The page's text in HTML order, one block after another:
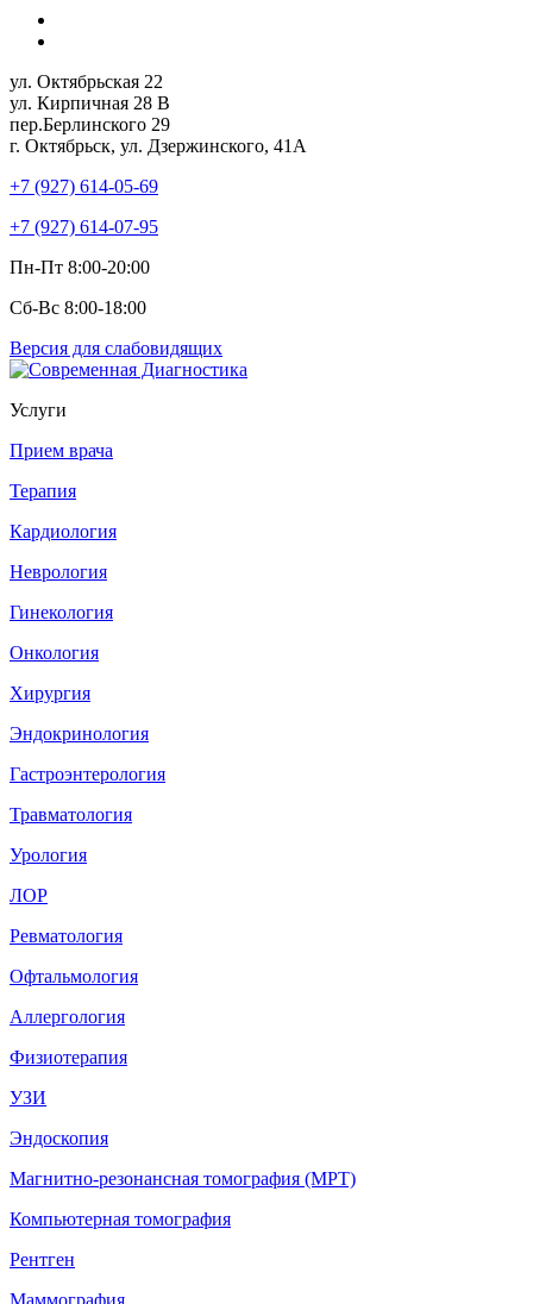
ул. Октябрьская 22
ул. Кирпичная 28 В
пер.Берлинского 29
г. Октябрьск, ул. Дзержинского, 41А
+7 (927) 614-05-69
+7 (927) 614-07-95
Пн-Пт 8:00-20:00
Сб-Вс 8:00-18:00
Версия для слабовидящих
Услуги
Прием врача
Терапия
Кардиология
Неврология
Гинекология
Онкология
Хирургия
Эндокринология
Гастроэнтерология
Травматология
Урология
ЛОР
Ревматология
Офтальмология
Аллергология
Физиотерапия
УЗИ
Эндоскопия
Магнитно-резонансная томография (МРТ)
Компьютерная томография
Рентген
Маммография